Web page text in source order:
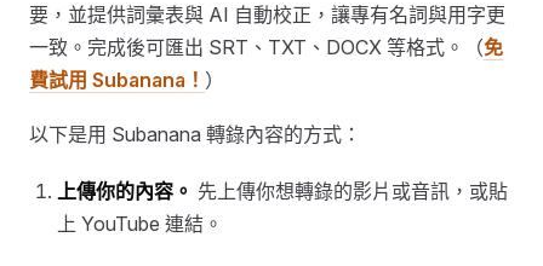
要，並提供詞彙表與 AI 自動校正，讓專有名詞與用字更
一致。完成後可匯出 SRT、TXT、DOCX 等格式。（免
費試用 Subanana！ ）
以下是用 Subanana 轉錄內容的方式：
上傳你的內容。 先上傳你想轉錄的影片或音訊，或貼
上 YouTube 連結。